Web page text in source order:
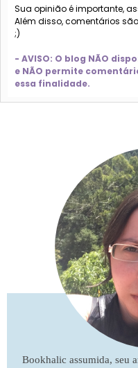
Sua opinião é importante,
Além disso, comentários
;)
- AVISO: O blog NÃO
e NÃO permite
essa finalidade.
Bookhalic assumida, seu